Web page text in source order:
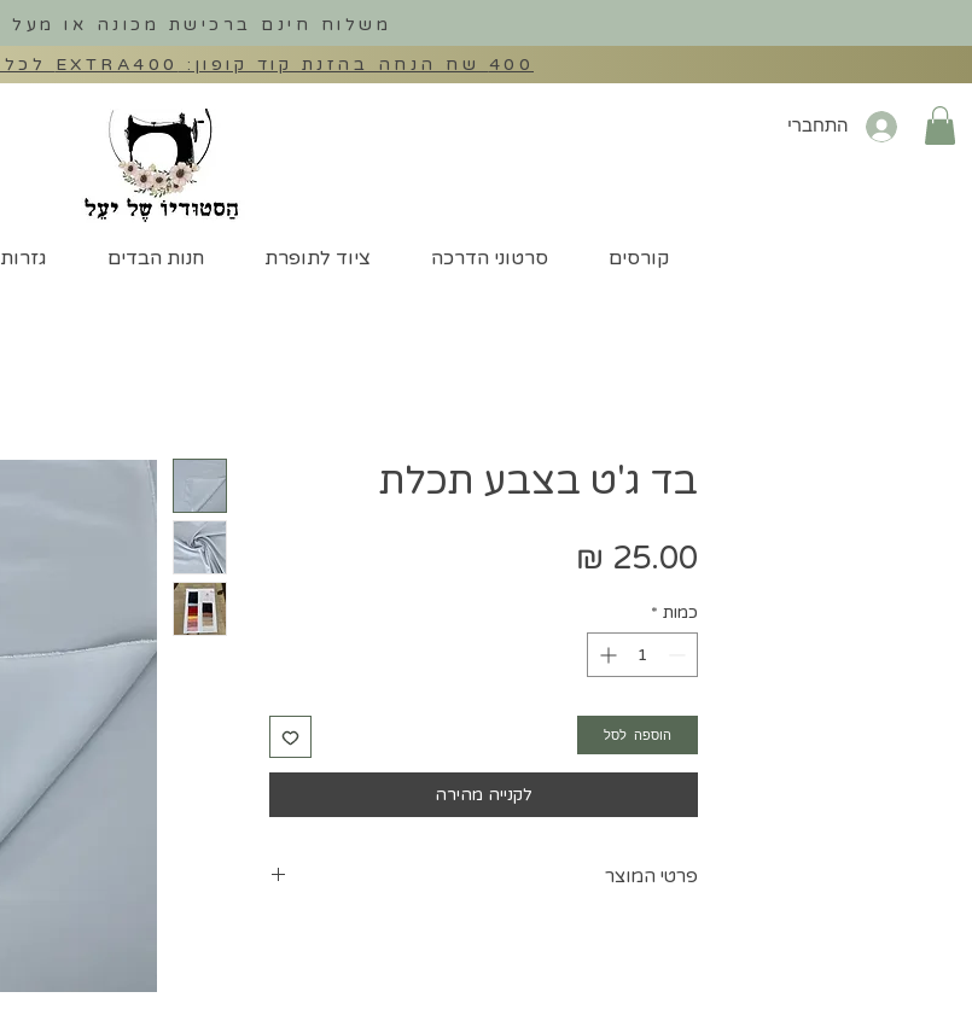
משלוח חינם ברכישת מכונה או מעל 580 ₪
400 שח הנחה בהזנת קוד קופון: EXTRA400 לכל מכונות התפירה באתר
התחברי
קורסים סרטוני הדרכה ציוד לתופרת חנות הבדים גזרות
בד ג'ט בצבע תכלת
כמות *
הוספה לסל
לקנייה מהירה
פרטי המוצר